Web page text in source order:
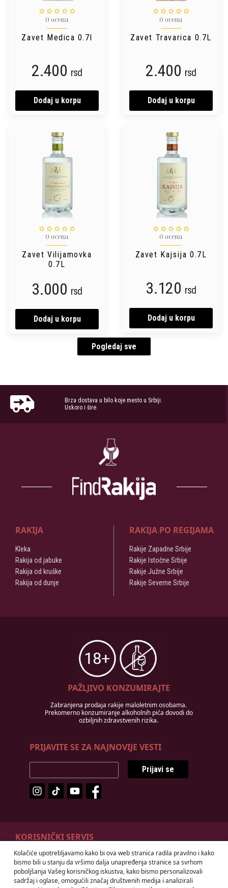
0 ocena
Zavet Medica 0.7l
2.400 rsd
Dodaj u korpu
0 ocena
Zavet Travarica 0.7L
2.400 rsd
Dodaj u korpu
0 ocena
Zavet Vilijamovka
0.7L
3.000 rsd
Dodaj u korpu
0 ocena
Zavet Kajsija 0.7L
3.120 rsd
Dodaj u korpu
Pogledaj sve
Brza dostava u bilo koje mesto u Srbiji.
Uskoro i šire.
RAKIJA
Kleka
Rakija od jabuke
Rakija od kruške
Rakija od dunje
RAKIJA PO REGIJAMA
Rakije Zapadne Srbije
Rakije Istočne Srbije
Rakije Južne Srbije
Rakije Severne Srbije
PAŽLJIVO KONZUMIRAJTE
Zabranjena prodaja rakije maloletnim osobama.
Prekomerno konzumiranje alkoholnih pića dovodi do
ozbiljnih zdravstvenih rizika.
PRIJAVITE SE ZA NAJNOVIJE VESTI
Prijavi se
KORISNIČKI SERVIS
Odustanak od ugovora
Načini plaćanja
Isporuka
Prava i obaveze potrošača
Uslovi korišćenja
Kolačiće upotrebljavamo kako bi ova web stranica radila pravilno i kako
bismo bili u stanju da vršimo dalja unapređenja stranice sa svrhom
poboljšanja Vašeg korisničkog iskustva, kako bismo personalizovali
sadržaj i oglase, omogućili značaj društvenih medija i analizirali